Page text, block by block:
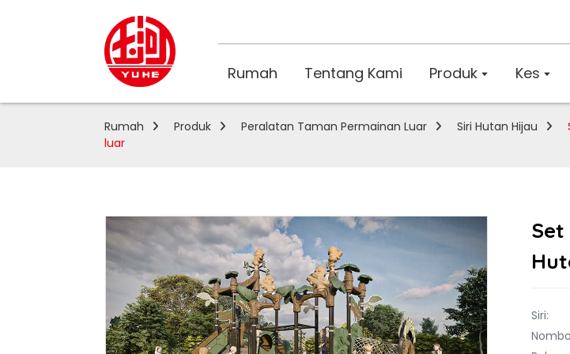
Rumah Tentang Kami Produk Kes
Rumah Produk Peralatan Taman Permainan Luar Siri Hutan Hijau
luar
Siri: